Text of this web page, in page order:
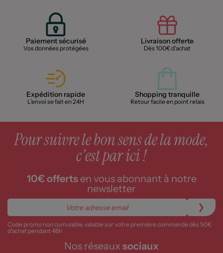
Paiement sécurisé
Vos données protégées
Livraison offerte
Dès 100€ d'achat
Expédition rapide
L'envoi se fait en 24H
Shopping tranquille
Retour facile en point relais
Pour suivre le bon sens de la mode,
c'est par ici !
10€ offertsen vous abonnant à notre
newsletter
Code promo non cumulable, valable sur votre première commande dès 50€
d’achat pendant 48h
Nos réseaux sociaux